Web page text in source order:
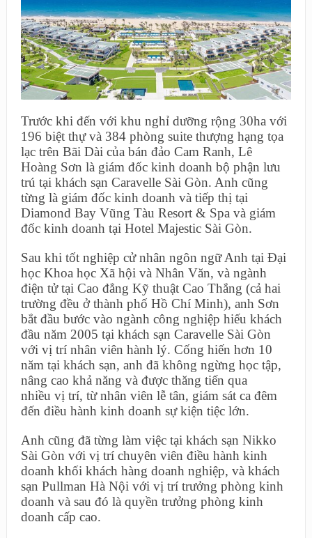
Trước khi đến với khu nghỉ dưỡng rộng 30ha với
196 biệt thự và 384 phòng suite thượng hạng tọa
lạc trên Bãi Dài của bán đảo Cam Ranh, Lê
Hoàng Sơn là giám đốc kinh doanh bộ phận lưu
trú tại khách sạn Caravelle Sài Gòn. Anh cũng
từng là giám đốc kinh doanh và tiếp thị tại
Diamond Bay Vũng Tàu Resort & Spa và giám
đốc kinh doanh tại Hotel Majestic Sài Gòn.
Sau khi tốt nghiệp cử nhân ngôn ngữ Anh tại Đại
học Khoa học Xã hội và Nhân Văn, và ngành
điện tử tại Cao đẳng Kỹ thuật Cao Thắng (cả hai
trường đều ở thành phố Hồ Chí Minh), anh Sơn
bắt đầu bước vào ngành công nghiệp hiếu khách
đầu năm 2005 tại khách sạn Caravelle Sài Gòn
với vị trí nhân viên hành lý. Cống hiến hơn 10
năm tại khách sạn, anh đã không ngừng học tập,
nâng cao khả năng và được thăng tiến qua
nhiều vị trí, từ nhân viên lễ tân, giám sát ca đêm
đến điều hành kinh doanh sự kiện tiệc lớn.
Anh cũng đã từng làm việc tại khách sạn Nikko
Sài Gòn với vị trí chuyên viên điều hành kinh
doanh khối khách hàng doanh nghiệp, và khách
sạn Pullman Hà Nội với vị trí trưởng phòng kinh
doanh và sau đó là quyền trưởng phòng kinh
doanh cấp cao.